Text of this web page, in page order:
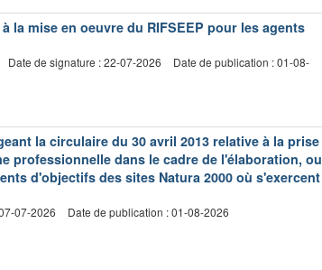
la mise en oeuvre du RIFSEEP pour les agents
Date de signature : 22-07-2026
Date de publication : 01-08-
la circulaire du 30 avril 2013 relative à la prise
professionnelle dans le cadre de l'élaboration, ou
d'objectifs des sites Natura 2000 où s'exercent
07-2026 Date de publication : 01-08-2026